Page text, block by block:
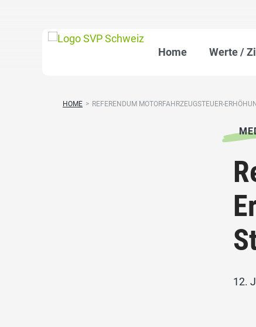
Home Werte /
HOME > REFERENDUM MOTORFAHRZEUGSTEUER-
12.